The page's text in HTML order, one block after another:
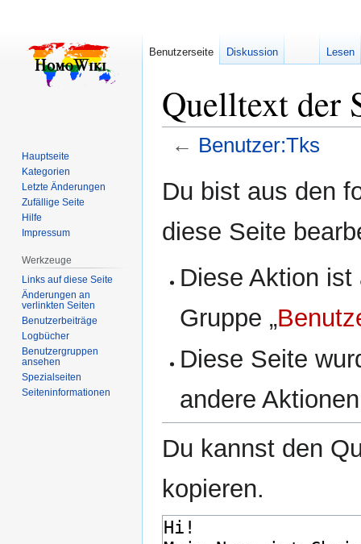
Quelltext der
← Benutzer:Tks
Navigation
Suche
Du bist aus den
diese Seite
Diese Aktion
Gruppe „
Diese Seite
andere
Du kannst den
kopieren.
Benutzerseite Diskussion Lesen
Hauptseite
Kategorien
Letzte Änderungen
Zufällige Seite
Hilfe
Impressum
Werkzeuge
Links auf diese Seite
Änderungen an
verlinkten Seiten
Benutzerbeiträge
Logbücher
Benutzergruppen
ansehen
Spezialseiten
Seiten­­informationen